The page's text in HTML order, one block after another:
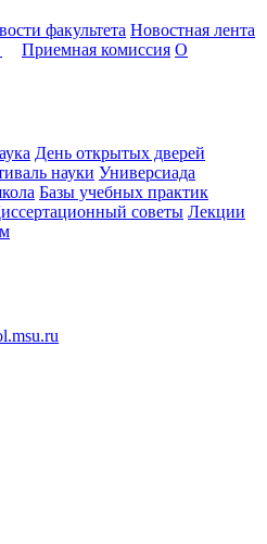
факультета Новостная лента
Приемная комиссия О
День открытых дверей
науки Универсиада
Базы учебных практик
советы Лекции